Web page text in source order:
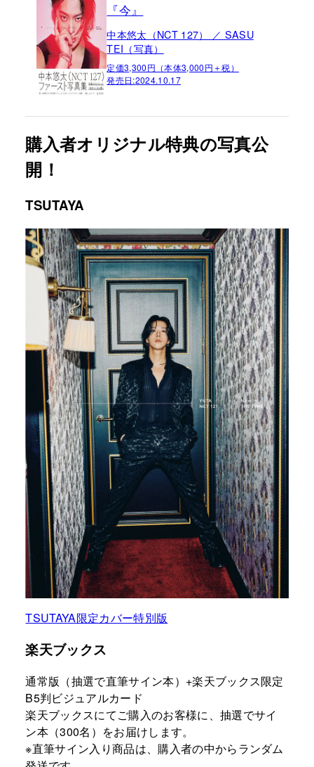
『今』
中本悠太（NCT 127） ／ SASU
TEI（写真）
定価3,300円（本体3,000円＋税）
発売日:2024.10.17
購入者オリジナル特典の写真公
開！
TSUTAYA
TSUTAYA限定カバー特別版
楽天ブックス
通常版（抽選で直筆サイン本）+楽天ブックス限定
B5判ビジュアルカード
楽天ブックスにてご購入のお客様に、抽選でサイ
ン本（300名）をお届けします。
※直筆サイン入り商品は、購入者の中からランダム